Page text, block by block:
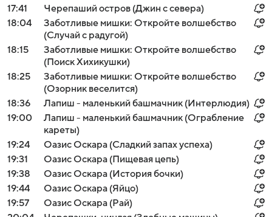
17:41
Черепаший остров (Джин с севера)
18:04
Заботливые мишки: Откройте волшебство
(Случай с радугой)
18:15
Заботливые мишки: Откройте волшебство
(Поиск Хихикушки)
18:25
Заботливые мишки: Откройте волшебство
(Озорник веселится)
18:36
Лапиш - маленький башмачник (Интерлюдия)
19:00
Лапиш - маленький башмачник (Ограбление
кареты)
19:24
Оазис Оскара (Сладкий запах успеха)
19:31
Оазис Оскара (Пищевая цепь)
19:38
Оазис Оскара (История бочки)
19:44
Оазис Оскара (Яйцо)
19:57
Оазис Оскара (Рай)